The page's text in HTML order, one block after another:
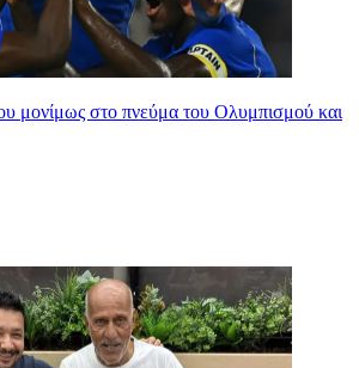
μονίμως στο πνεύμα του Ολυμπισμού και